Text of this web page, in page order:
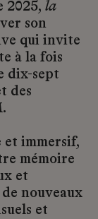
2025, la
son
qui invite
à la fois
dix-sept
des
et immersif,
mémoire
et
nouveaux
et